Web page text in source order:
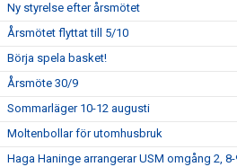
Ny styrelse efter årsmötet
Årsmötet flyttat till 5/10
Börja spela basket!
Årsmöte 30/9
Sommarläger 10-12 augusti
Moltenbollar för utomhusbruk
Haga Haninge arrangerar USM omgång 2,